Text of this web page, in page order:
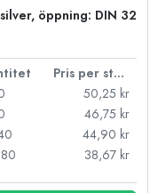
öppning: DIN 32
Pris per styck
50,25 kr
46,75 kr
44,90 kr
38,67 kr